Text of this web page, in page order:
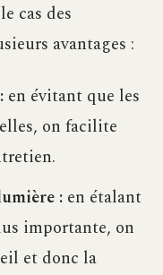
cas des
avantages :
en évitant que les
on facilite
:en étalant
importante, on
et donc la